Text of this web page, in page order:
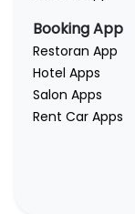
Booking App
Restoran App
Hotel Apps
Salon Apps
Rent Car Apps